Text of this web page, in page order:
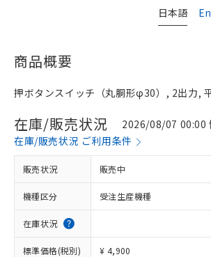
日本語
商品概要
押ボタンスイッチ（丸胴形φ30）, 2出力,
在庫/販売状況
2026/08/07 00:00
在庫/販売状況 ご利用条件
販売状況 販売中
機種区分 受注生産機種
在庫状況
標準価格(税別) ¥ 4,900